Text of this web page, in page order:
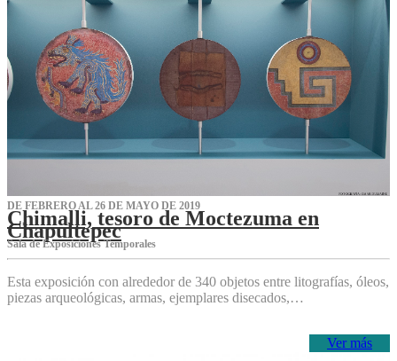
DE FEBRERO AL 26 DE MAYO DE 2019
Chimalli, tesoro de Moctezuma en
Chapultepec
Sala de Exposiciones Temporales
Esta exposición con alrededor de 340 objetos entre litografías, óleos,
piezas arqueológicas, armas, ejemplares disecados,…
Ver más